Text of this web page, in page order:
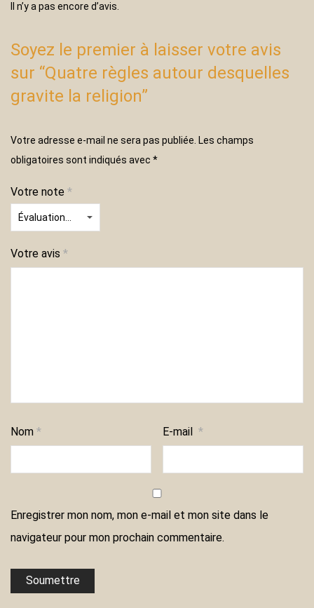
Il n’y a pas encore d’avis.
Soyez le premier à laisser votre avis
sur “Quatre règles autour desquelles
gravite la religion”
Votre adresse e-mail ne sera pas publiée. Les champs
obligatoires sont indiqués avec *
Votre note *
Votre avis *
Nom * E-mail*
Enregistrer mon nom, mon e-mail et mon site dans le
navigateur pour mon prochain commentaire.